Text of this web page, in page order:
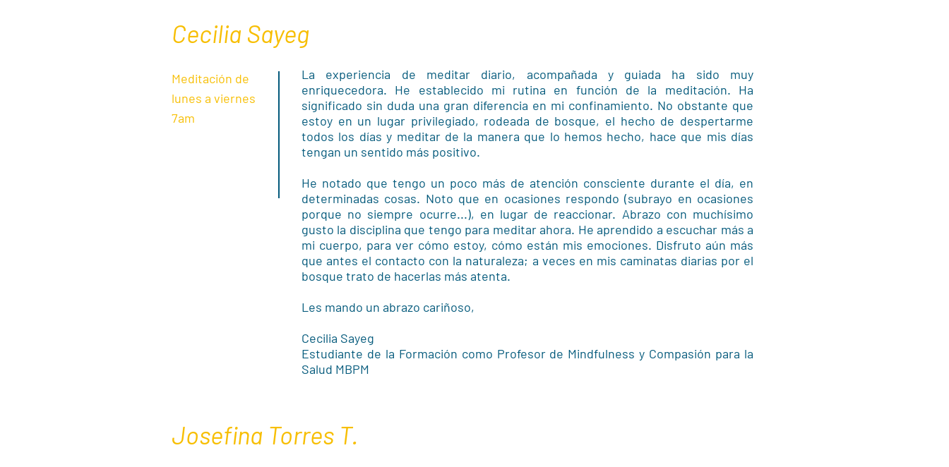
Cecilia Sayeg
Meditación de
lunes a viernes
7am
La experiencia de meditar diario, acompañada y guiada ha sido muy
enriquecedora. He establecido mi rutina en función de la meditación. Ha
significado sin duda una gran diferencia en mi confinamiento. No obstante que
estoy en un lugar privilegiado, rodeada de bosque, el hecho de despertarme
todos los días y meditar de la manera que lo hemos hecho, hace que mis días
tengan un sentido más positivo.
He notado que tengo un poco más de atención consciente durante el día, en
determinadas cosas. Noto que en ocasiones respondo (subrayo en ocasiones
porque no siempre ocurre...), en lugar de reaccionar. Abrazo con muchísimo
gusto la disciplina que tengo para meditar ahora. He aprendido a escuchar más a
mi cuerpo, para ver cómo estoy, cómo están mis emociones. Disfruto aún más
que antes el contacto con la naturaleza; a veces en mis caminatas diarias por el
bosque trato de hacerlas más atenta.
Les mando un abrazo cariñoso,
Cecilia Sayeg
Estudiante de la Formación como Profesor de Mindfulness y Compasión para la
Salud MBPM
Josefina Torres T.